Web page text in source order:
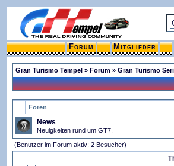
Forum Mitglieder
Gran Turismo Tempel » Forum » Gran Turismo
Foren
News
Neuigkeiten rund um GT7.
(Benutzer im Forum aktiv: 2 Besucher)